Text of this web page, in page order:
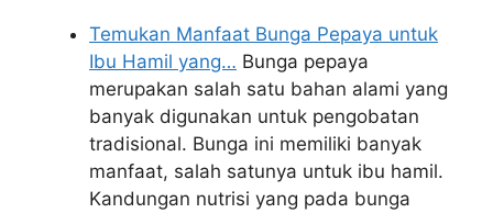
Temukan Manfaat Bunga Pepaya untuk
Ibu Hamil yang… Bunga pepaya
merupakan salah satu bahan alami yang
banyak digunakan untuk pengobatan
tradisional. Bunga ini memiliki banyak
manfaat, salah satunya untuk ibu hamil.
Kandungan nutrisi yang pada bunga